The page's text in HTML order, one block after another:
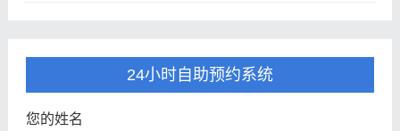
24小时自助预约系统
您的姓名